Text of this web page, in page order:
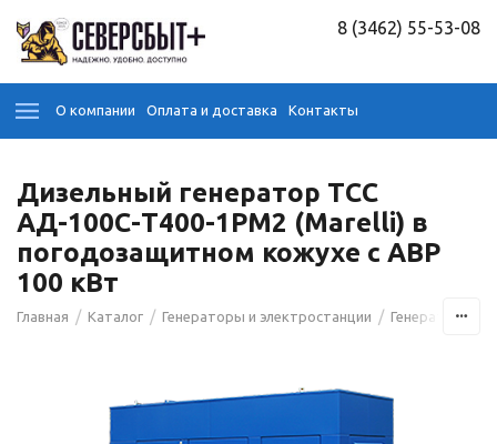
8 (3462) 55-53-08
О компании Оплата и доставка Контакты
Дизельный генератор ТСС
АД-100С-Т400-1РМ2 (Marelli) в
погодозащитном кожухе с АВР
100 кВт
Главная / Каталог / Генераторы и электростанции / Генераторы